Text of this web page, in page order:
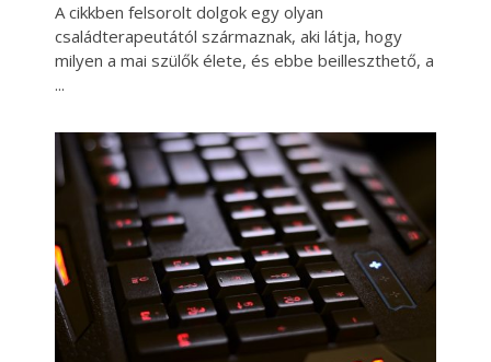
A cikkben felsorolt dolgok egy olyan
családterapeutától származnak, aki látja, hogy
milyen a mai szülők élete, és ebbe beilleszthető, a